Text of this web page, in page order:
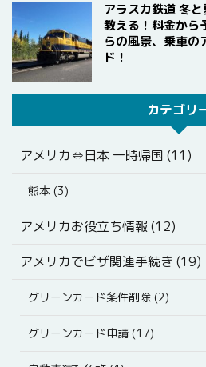
アラスカ鉄道 冬
教える！料金から
らの風景、乗車の
ド！
カテゴリ
アメリカ⇔日本 一時帰国 (11)
熊本 (3)
アメリカお役立ち情報 (12)
アメリカでビザ関連手続き (19)
グリーンカード条件削除 (2)
グリーンカード申請 (17)